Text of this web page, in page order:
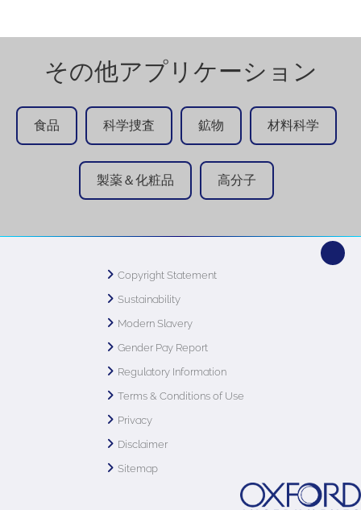
その他アプリケーション
食品 科学捜査 鉱物 材料科学
製薬＆化粧品 高分子
Copyright Statement
Sustainability
Modern Slavery
Gender Pay Report
Regulatory Information
Terms & Conditions of Use
Privacy
Disclaimer
Sitemap